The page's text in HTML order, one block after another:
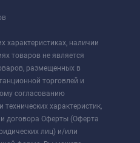
характеристиках, наличии
товаров не является
размещенных в
торговлей и
согласованию
характеристик,
договора Оферты (Оферта
лиц) и/или